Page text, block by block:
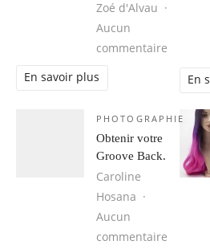
Zoé d'Alvau
Aucun
commentaire sur
En savoir plus En
PHOTOGRAPHIE
Obtenir votre
Groove Back.
Caroline
Hosana
Aucun
commentaire sur